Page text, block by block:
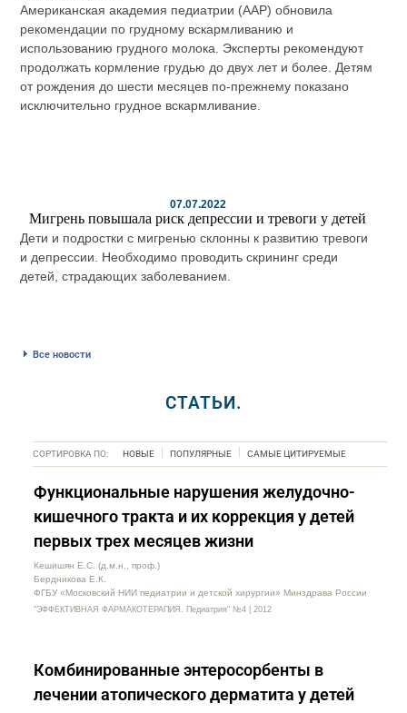
Американская академия педиатрии (AAP) обновила
рекомендации по грудному вскармливанию и
использованию грудного молока. Эксперты рекомендуют
продолжать кормление грудью до двух лет и более. Детям
от рождения до шести месяцев по-прежнему показано
исключительно грудное вскармливание.
07.07.2022
Мигрень повышала риск депрессии и тревоги у детей
Дети и подростки с мигренью склонны к развитию тревоги
и депрессии. Необходимо проводить скрининг среди
детей, страдающих заболеванием.
Все новости
СТАТЬИ.
СОРТИРОВКА ПО: НОВЫЕ ПОПУЛЯРНЫЕ САМЫЕ ЦИТИРУЕМЫЕ
Функциональные нарушения желудочно-
кишечного тракта и их коррекция у детей
первых трех месяцев жизни
Кешишян Е.С. (д.м.н., проф.)
Бердникова Е.К.
ФГБУ «Московский НИИ педиатрии и детской хирургии» Минздрава России
"ЭФФЕКТИВНАЯ ФАРМАКОТЕРАПИЯ. Педиатрия" №4 | 2012
Комбинированные энтеросорбенты в
лечении атопического дерматита у детей